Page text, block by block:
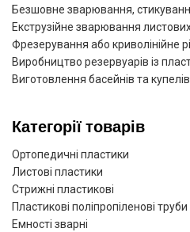
Безшовне зварювання,
Екструзійне зварювання
Фрезерування або криволінійне
Виробництво резервуарів із
Виготовлення басейнів та
Категорії товарів
Ортопедичні пластики
Листові пластики
Стрижні пластикові
Пластикові поліпропіленові труби
Емності зварні